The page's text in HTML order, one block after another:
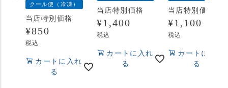
クール便（冷凍）
当店特別価格
¥850
税込
カートに入れ
る
当店特別価格
¥1,400
税込
カートに入れ
る
当店特別価格
¥1,100
税込
カートに入れ
る